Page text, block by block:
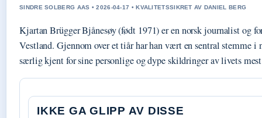
SINDRE SOLBERG AAS • 2026-04-17 • KVALITETSSIKRET AV DANIEL BERG
Kjartan Brügger Bjånesøy (født 1971) er en norsk journalist og
Vestland. Gjennom over et tiår har han vært en sentral stemme
særlig kjent for sine personlige og dype skildringer av livets
IKKE GA GLIPP AV DISSE